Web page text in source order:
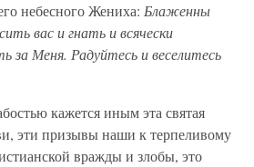
небесного Жениха: Блаженны
вас и гнать и всячески
за Меня. Радуйтесь и веселитесь
кажется иным эта святая
эти призывы наши к терпеливому
вражды и злобы, это